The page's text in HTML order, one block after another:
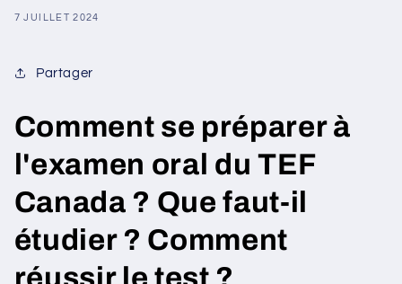
7 JUILLET 2024
Partager
Comment se préparer à
l'examen oral du TEF
Canada ? Que faut-il
étudier ? Comment